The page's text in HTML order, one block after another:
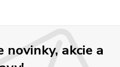
novinky, akcie a